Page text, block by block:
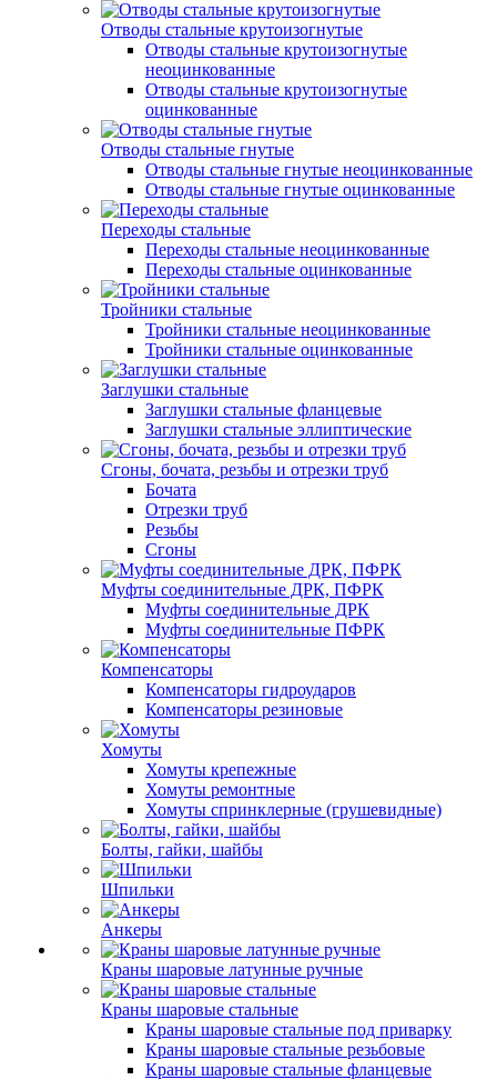
Отводы стальные крутоизогнутые
Отводы стальные крутоизогнутые
неоцинкованные
Отводы стальные крутоизогнутые
оцинкованные
Отводы стальные гнутые
Отводы стальные гнутые неоцинкованные
Отводы стальные гнутые оцинкованные
Переходы стальные
Переходы стальные неоцинкованные
Переходы стальные оцинкованные
Тройники стальные
Тройники стальные неоцинкованные
Тройники стальные оцинкованные
Заглушки стальные
Заглушки стальные фланцевые
Заглушки стальные эллиптические
Сгоны, бочата, резьбы и отрезки труб
Бочата
Отрезки труб
Резьбы
Сгоны
Муфты соединительные ДРК, ПФРК
Муфты соединительные ДРК
Муфты соединительные ПФРК
Компенсаторы
Компенсаторы гидроударов
Компенсаторы резиновые
Хомуты
Хомуты крепежные
Хомуты ремонтные
Хомуты спринклерные (грушевидные)
Болты, гайки, шайбы
Шпильки
Анкеры
Краны шаровые латунные ручные
Краны шаровые стальные
Краны шаровые стальные под приварку
Краны шаровые стальные резьбовые
Краны шаровые стальные фланцевые